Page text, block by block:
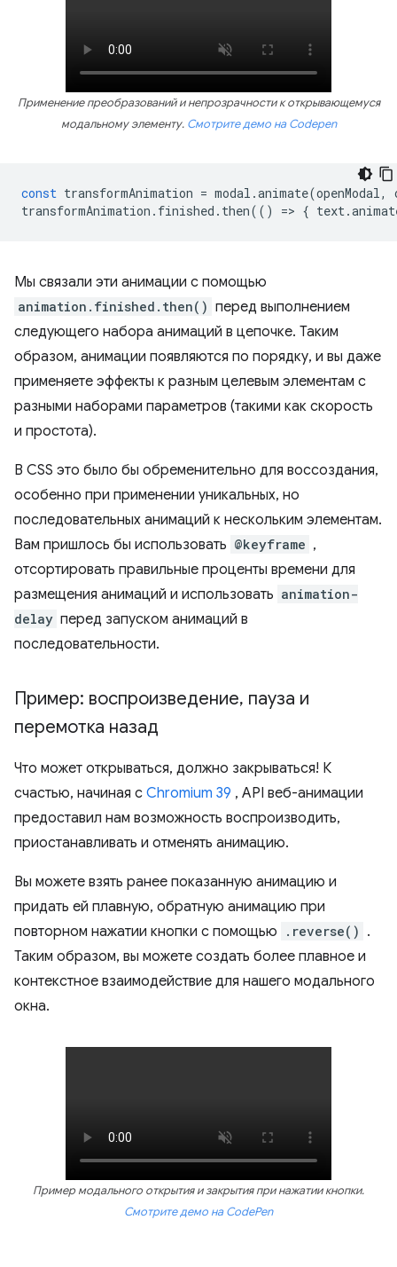
Применение преобразований и непрозрачности к открывающемуся
модальному элементу. Смотрите демо на Codepen
const transformAnimation = modal .animate(openModal,
transformAnimation . finished . then(() => { text.
Мы связали эти анимации с помощью
animation.finished.then() перед выполнением
следующего набора анимаций в цепочке. Таким
образом, анимации появляются по порядку, и вы даже
применяете эффекты к разным целевым элементам с
разными наборами параметров (такими как скорость
и простота).
В CSS это было бы обременительно для воссоздания,
особенно при применении уникальных, но
последовательных анимаций к нескольким элементам.
Вам пришлось бы использовать @keyframe ,
отсортировать правильные проценты времени для
размещения анимаций и использовать animation-
delay перед запуском анимаций в
последовательности.
Пример: воспроизведение, пауза и
перемотка назад
Что может открываться, должно закрываться! К
счастью, начиная с Chromium 39 , API веб-анимации
предоставил нам возможность воспроизводить,
приостанавливать и отменять анимацию.
Вы можете взять ранее показанную анимацию и
придать ей плавную, обратную анимацию при
повторном нажатии кнопки с помощью
.reverse() .
Таким образом, вы можете создать более плавное и
контекстное взаимодействие для нашего модального
окна.
Пример модального открытия и закрытия при нажатии кнопки.
Смотрите демо на CodePen